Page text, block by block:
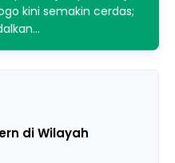
kini semakin cerdas;
di Wilayah